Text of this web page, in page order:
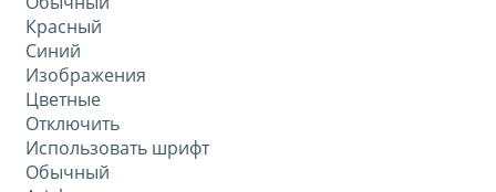
Красный
Синий
Изображения
Цветные
Отключить
Использовать шрифт
Обычный